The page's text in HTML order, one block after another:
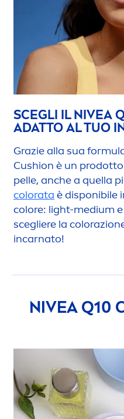
SCEGLI ILNIVEA
ADATTO AL TUO
Grazie alla sua
Cushion è un
pelle, anche a quella
colorata è disponibile
colore: light-medium
scegliere la color
incarnato!
NIVEAQ10